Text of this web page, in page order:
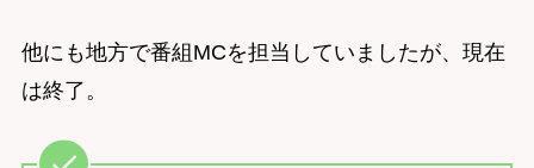
他にも地方で番組MCを担当していましたが、現在
は終了。